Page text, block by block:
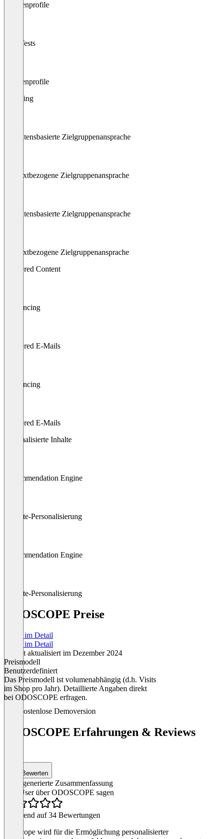
Kundenprofile
A/B-Tests
Kundenprofile
Targeting
Verhaltensbasierte Zielgruppenansprache
Kontextbezogene Zielgruppenansprache
Verhaltensbasierte Zielgruppenansprache
Kontextbezogene Zielgruppenansprache
Triggered Content
Geofencing
Triggered E-Mails
Geofencing
Triggered E-Mails
Personalisierte Inhalte
Recommendation Engine
Website-Personalisierung
Recommendation Engine
Website-Personalisierung
ODOSCOPE Preise
Preise im Detail
Preise im Detail
Zuletzt aktualisiert im Dezember 2024
Preismodell
Benutzerdefiniert
Das Preismodell ist volumenabhängig (d.h. Visits
im Shop pro Jahr). Detaillierte Angaben direkt
bei ODOSCOPE erfragen.
Kostenlose Demoversion
ODOSCOPE Erfahrungen & Reviews
Bewerten
KI-generierte Zusammenfassung
Was User über ODOSCOPE sagen
Basierend auf 34 Bewertungen
Odoscope wird für die Ermöglichung personalisierter